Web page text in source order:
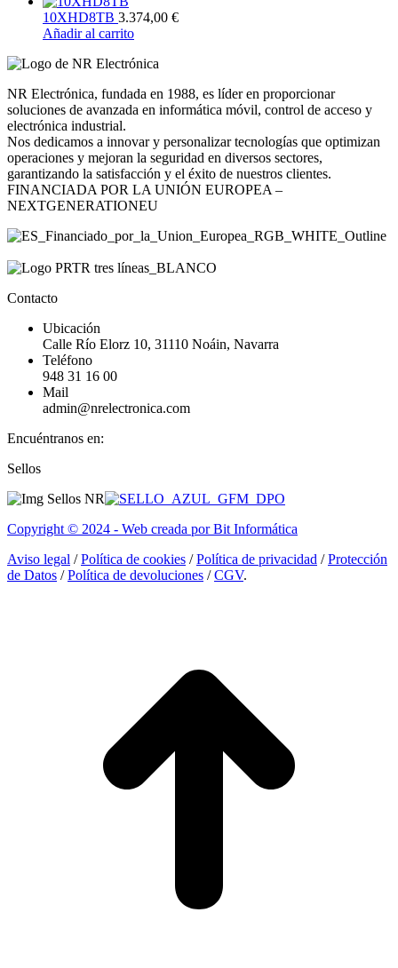
10XHD8TB 3.374,00 €
Añadir al carrito
NR Electrónica, fundada en 1988, es líder en proporcionar
soluciones de avanzada en informática móvil, control de acceso y
electrónica industrial.
Nos dedicamos a innovar y personalizar tecnologías que optimizan
operaciones y mejoran la seguridad en diversos sectores,
garantizando la satisfacción y el éxito de nuestros clientes.
FINANCIADA POR LA UNIÓN EUROPEA –
NEXTGENERATIONEU
Contacto
Ubicación
Calle Río Elorz 10, 31110 Noáin, Navarra
Teléfono
948 31 16 00
Mail
admin@nrelectronica.com
Encuéntranos en:
Facebook
opens
new
Linkedin
opens
new
Instagram
opens
new
Sellos
Copyright © 2024 - Web creada por Bit Informática
Aviso legal /Política de cookies /Política de privacidad /Protección
de Datos /Política de devoluciones /CGV.